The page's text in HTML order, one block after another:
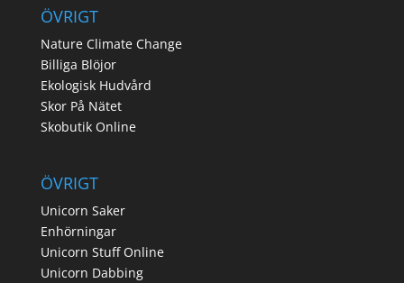
ÖVRIGT
Nature Climate Change
Billiga Blöjor
Ekologisk Hudvård
Skor På Nätet
Skobutik Online
ÖVRIGT
Unicorn Saker
Enhörningar
Unicorn Stuff Online
Unicorn Dabbing